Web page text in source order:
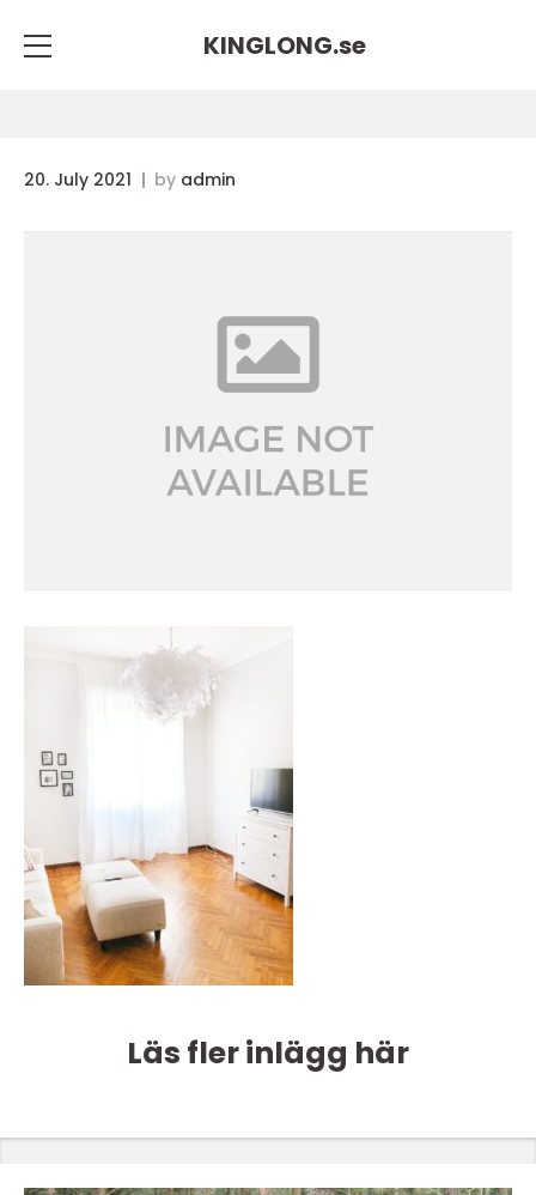
KINGLONG.se
20. July 2021 by admin
Läs fler inlägg här